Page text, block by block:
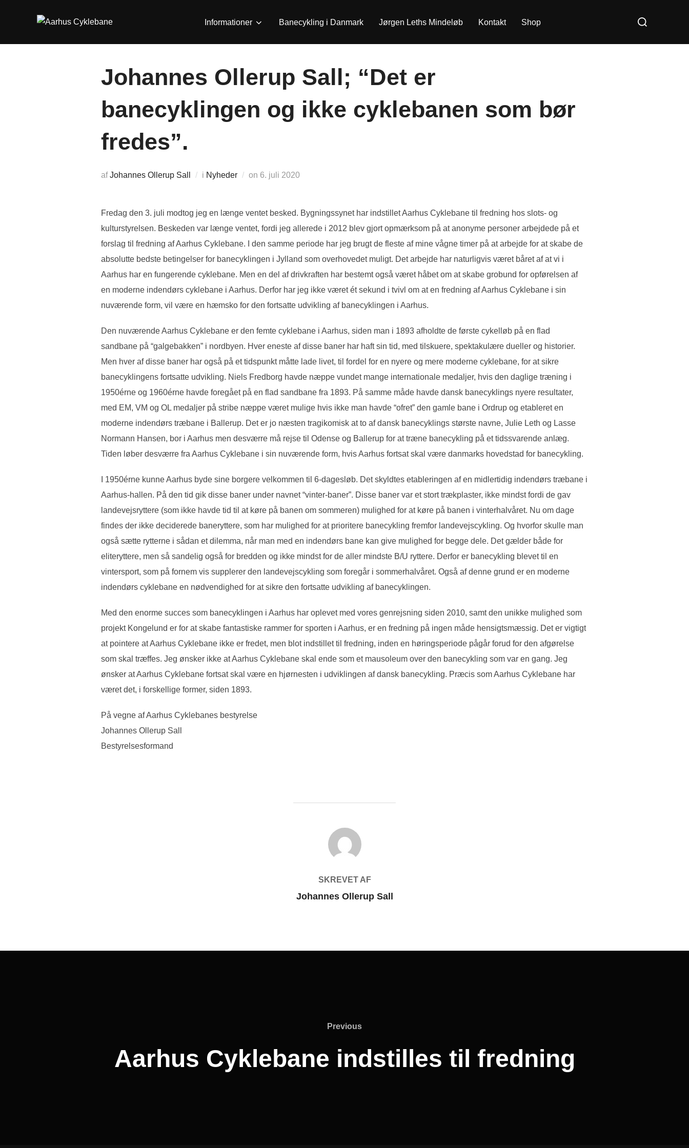
Informationer Banecykling i Danmark Jørgen Leths Mindeløb Kontakt Shop
Søg
Johannes Ollerup Sall; “Det er
banecyklingen og ikke cyklebanen som bør
fredes”.
afJohannes Ollerup Sall i Nyheder on Udgivet
6. juli 2020
Fredag den 3. juli modtog jeg en længe ventet besked. Bygningssynet har indstillet Aarhus Cyklebane til fredning hos slots- og
kulturstyrelsen. Beskeden var længe ventet, fordi jeg allerede i 2012 blev gjort opmærksom på at anonyme personer arbejdede på et
forslag til fredning af Aarhus Cyklebane. I den samme periode har jeg brugt de fleste af mine vågne timer på at arbejde for at skabe de
absolutte bedste betingelser for banecyklingen i Jylland som overhovedet muligt. Det arbejde har naturligvis været båret af at vi i
Aarhus har en fungerende cyklebane. Men en del af drivkraften har bestemt også været håbet om at skabe grobund for opførelsen af
en moderne indendørs cyklebane i Aarhus. Derfor har jeg ikke været ét sekund i tvivl om at en fredning af Aarhus Cyklebane i sin
nuværende form, vil være en hæmsko for den fortsatte udvikling af banecyklingen i Aarhus.
Den nuværende Aarhus Cyklebane er den femte cyklebane i Aarhus, siden man i 1893 afholdte de første cykelløb på en flad
sandbane på “galgebakken” i nordbyen. Hver eneste af disse baner har haft sin tid, med tilskuere, spektakulære dueller og historier.
Men hver af disse baner har også på et tidspunkt måtte lade livet, til fordel for en nyere og mere moderne cyklebane, for at sikre
banecyklingens fortsatte udvikling. Niels Fredborg havde næppe vundet mange internationale medaljer, hvis den daglige træning i
1950érne og 1960érne havde foregået på en flad sandbane fra 1893. På samme måde havde dansk banecyklings nyere resultater,
med EM, VM og OL medaljer på stribe næppe været mulige hvis ikke man havde “ofret” den gamle bane i Ordrup og etableret en
moderne indendørs træbane i Ballerup. Det er jo næsten tragikomisk at to af dansk banecyklings største navne, Julie Leth og Lasse
Normann Hansen, bor i Aarhus men desværre må rejse til Odense og Ballerup for at træne banecykling på et tidssvarende anlæg.
Tiden løber desværre fra Aarhus Cyklebane i sin nuværende form, hvis Aarhus fortsat skal være danmarks hovedstad for banecykling.
I 1950érne kunne Aarhus byde sine borgere velkommen til 6-dagesløb. Det skyldtes etableringen af en midlertidig indendørs træbane i
Aarhus-hallen. På den tid gik disse baner under navnet “vinter-baner”. Disse baner var et stort trækplaster, ikke mindst fordi de gav
landevejsryttere (som ikke havde tid til at køre på banen om sommeren) mulighed for at køre på banen i vinterhalvåret. Nu om dage
findes der ikke deciderede baneryttere, som har mulighed for at prioritere banecykling fremfor landevejscykling. Og hvorfor skulle man
også sætte rytterne i sådan et dilemma, når man med en indendørs bane kan give mulighed for begge dele. Det gælder både for
eliteryttere, men så sandelig også for bredden og ikke mindst for de aller mindste B/U ryttere. Derfor er banecykling blevet til en
vintersport, som på fornem vis supplerer den landevejscykling som foregår i sommerhalvåret. Også af denne grund er en moderne
indendørs cyklebane en nødvendighed for at sikre den fortsatte udvikling af banecyklingen.
Med den enorme succes som banecyklingen i Aarhus har oplevet med vores genrejsning siden 2010, samt den unikke mulighed som
projekt Kongelund er for at skabe fantastiske rammer for sporten i Aarhus, er en fredning på ingen måde hensigtsmæssig. Det er vigtigt
at pointere at Aarhus Cyklebane ikke er fredet, men blot indstillet til fredning, inden en høringsperiode pågår forud for den afgørelse
som skal træffes. Jeg ønsker ikke at Aarhus Cyklebane skal ende som et mausoleum over den banecykling som var en gang. Jeg
ønsker at Aarhus Cyklebane fortsat skal være en hjørnesten i udviklingen af dansk banecykling. Præcis som Aarhus Cyklebane har
været det, i forskellige former, siden 1893.
På vegne af Aarhus Cyklebanes bestyrelse
Johannes Ollerup Sall
Bestyrelsesformand
FORFATTER
SKREVET AF
Johannes Ollerup Sall
Previous
Previous
Aarhus Cyklebane indstilles til fredning